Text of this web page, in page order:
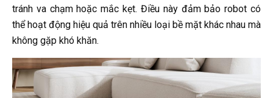
tránh va chạm hoặc mắc kẹt. Điều này đảm bảo robot có
thể hoạt động hiệu quả trên nhiều loại bề mặt khác nhau mà
không gặp khó khăn.